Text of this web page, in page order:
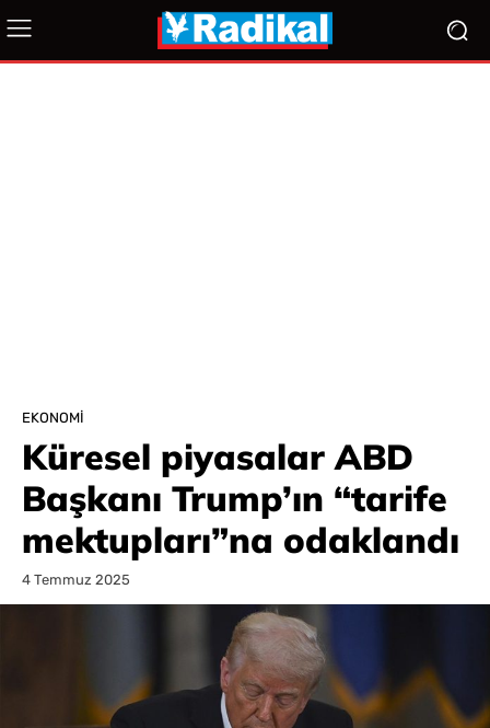
EKONOMI
Küresel piyasalar ABD
Başkanı Trump’ın “tarife
mektupları”na odaklandı
4 Temmuz 2025